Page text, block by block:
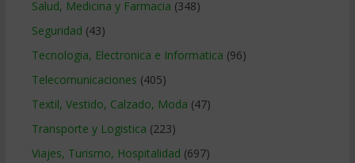
Salud, Medicina y Farmacia (348)
Seguridad (43)
Tecnologia, Electronica e Informatica (96)
Telecomunicaciones (405)
Textil, Vestido, Calzado, Moda (47)
Transporte y Logistica (223)
Viajes, Turismo, Hospitalidad (697)